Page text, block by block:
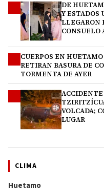
DE
Y ESTADOS
LLEGARON
CONSUELO
CUERPOS EN
RETIRAN BASURA DE
TORMENTA DE AYER
VOLCADA;
LUGAR
CLIMA
Huetamo